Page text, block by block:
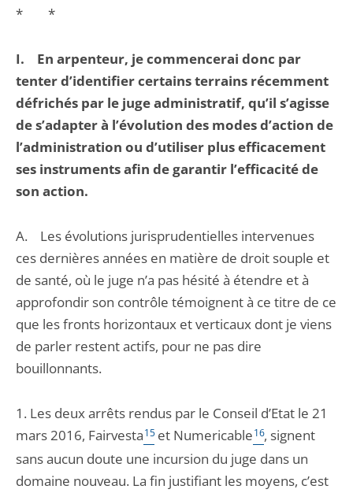
* *
I. En arpenteur, je commencerai donc par
tenter d’identifier certains terrains récemment
défrichés par le juge administratif, qu’il s’agisse
de s’adapter à l’évolution des modes d’action de
l’administration ou d’utiliser plus efficacement
ses instruments afin de garantir l’efficacité de
son action.
A. Les évolutions jurisprudentielles intervenues
ces dernières années en matière de droit souple et
de santé, où le juge n’a pas hésité à étendre et à
approfondir son contrôle témoignent à ce titre de ce
que les fronts horizontaux et verticaux dont je viens
de parler restent actifs, pour ne pas dire
bouillonnants.
1. Les deux arrêts rendus par le Conseil d’Etat le 21
mars 2016, Fairvesta15et Numericable16, signent
sans aucun doute une incursion du juge dans un
domaine nouveau. La fin justifiant les moyens, c’est